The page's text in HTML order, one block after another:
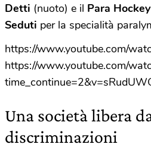
Detti (nuoto) e il Para
Seduti per la specialità
https://www.youtube.com/
https://www.youtube.com/
Una società libera
discriminazioni